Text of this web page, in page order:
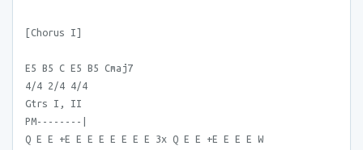
[Chorus I]
E5 B5 C E5 B5 Cmaj7
4/4 2/4 4/4
Gtrs I, II
PM--------|
Q E E +E E E E E E E E 3x Q E E +E E E E W